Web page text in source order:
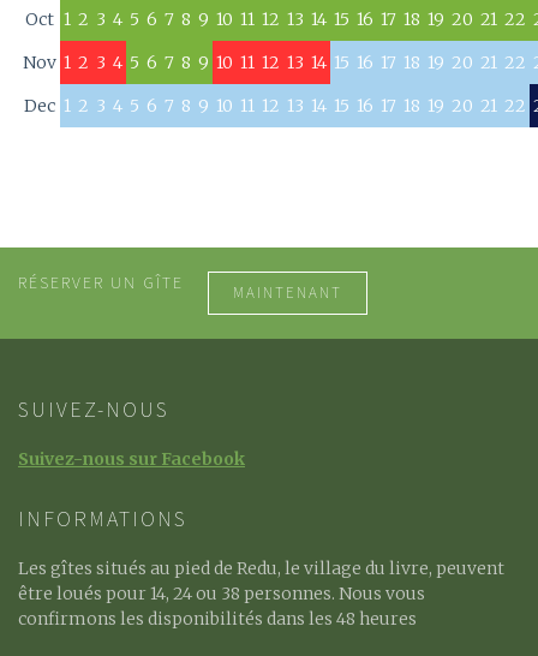
Oct 1 2 3 4 5 6 7 8 9 10 11 12 13 14 15 16 17 18 19 20 21 22
Nov 1 2 3 4 5 6 7 8 9 10 11 12 13 14 15 16 17 18 19 20 21 22
Dec 1 2 3 4 5 6 7 8 9 10 11 12 13 14 15 16 17 18 19 20 21 22
RÉSERVER UN GÎTE MAINTENANT
SUIVEZ-NOUS
Suivez-nous sur Facebook
INFORMATIONS
Les gîtes situés au pied de Redu, le village du livre, peuvent
être loués pour 14, 24 ou 38 personnes. Nous vous
confirmons les disponibilités dans les 48 heures